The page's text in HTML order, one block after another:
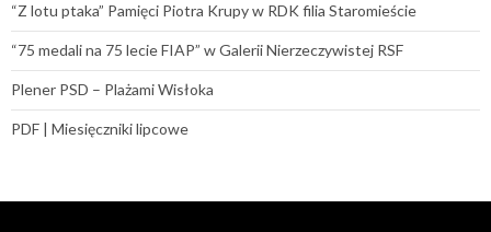
“Z lotu ptaka” Pamięci Piotra Krupy w RDK filia Staromieście
“75 medali na 75 lecie FIAP” w Galerii Nierzeczywistej RSF
Plener PSD – Plażami Wisłoka
PDF | Miesięczniki lipcowe